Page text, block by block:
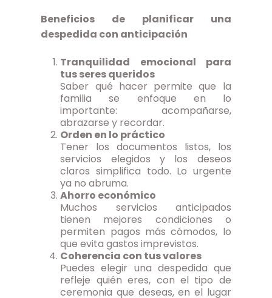
Beneficios de planificar una
despedida con anticipación
Tranquilidad emocional para
tus seres queridos
Saber qué hacer permite que la
familia se enfoque en lo
importante: acompañarse,
abrazarse y recordar.
Orden en lo práctico
Tener los documentos listos, los
servicios elegidos y los deseos
claros simplifica todo. Lo urgente
ya no abruma.
Ahorro económico
Muchos servicios anticipados
tienen mejores condiciones o
permiten pagos más cómodos, lo
que evita gastos imprevistos.
Coherencia con tus valores
Puedes elegir una despedida que
refleje quién eres, con el tipo de
ceremonia que deseas, en el lugar